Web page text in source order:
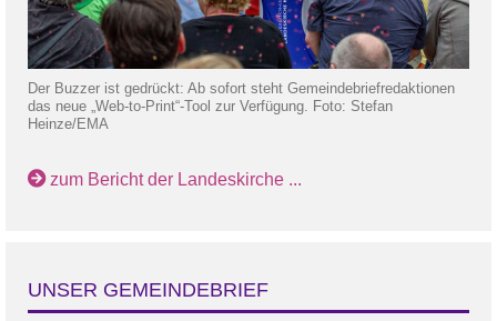
Der Buzzer ist gedrückt: Ab sofort steht Gemeindebriefredaktionen
das neue „Web-to-Print“-Tool zur Verfügung. Foto: Stefan
Heinze/EMA
zum Bericht der Landeskirche ...
UNSER GEMEINDEBRIEF